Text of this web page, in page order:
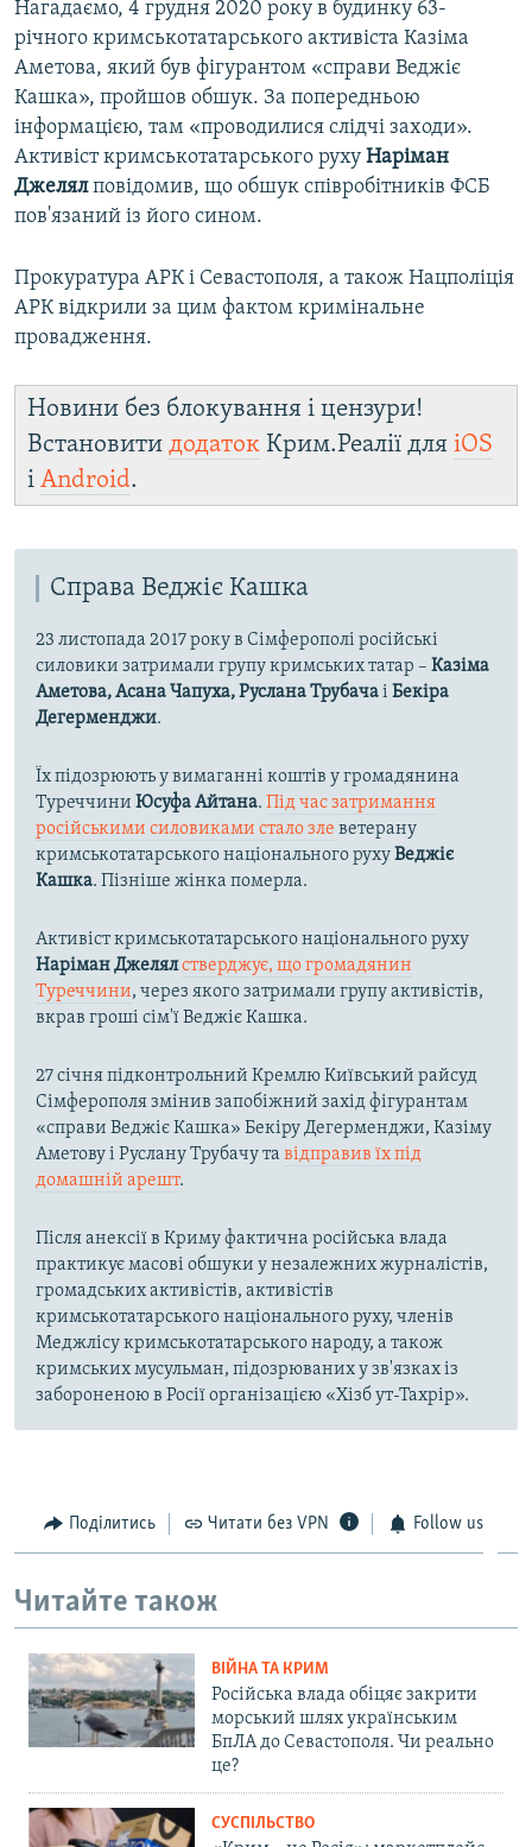
Нагадаємо, 4 грудня 2020 року в будинку 63-
річного кримськотатарського активіста Казіма
Аметова, який був фігурантом «справи Веджіє
Кашка», пройшов обшук. За попередньою
інформацією, там «проводилися слідчі заходи».
Активіст кримськотатарського руху Наріман
Джелялповідомив, що обшук співробітників ФСБ
пов'язаний із його сином.
Прокуратура АРК і Севастополя, а також Нацполіція
АРК відкрили за цим фактом кримінальне
провадження.
Новини без блокування і цензури!
Встановити додаток Крим.Реалії для iOS
і Android.
Справа Веджіє Кашка
23 листопада 2017 року в Сімферополі російські
силовики затримали групу кримських татар – Казіма
Аметова, Асана Чапуха, Руслана Трубачаі Бекіра
Дегерменджи.
Їх підозрюють у вимаганні коштів у громадянина
Туреччини Юсуфа Айтана. Під час затримання
російськими силовиками стало зле ветерану
кримськотатарського національного рухуВеджіє
Кашка. Пізніше жінка померла.
Активіст кримськотатарського національного руху
Наріман Джелялстверджує, що громадянин
Туреччини, через якого затримали групу активістів,
вкрав гроші сім'ї Веджіє Кашка.
27 січня підконтрольний Кремлю Київський райсуд
Сімферополя змінив запобіжний захід фігурантам
«справи Веджіє Кашка» Бекіру Дегерменджи, Казіму
Аметову і Руслану Трубачу та відправив їх під
домашній арешт.
Після анексії в Криму фактична російська влада
практикує масові обшуки у незалежних журналістів,
громадських активістів, активістів
кримськотатарського національного руху, членів
Меджлісу кримськотатарського народу, а також
кримських мусульман, підозрюваних у зв'язках із
забороненою в Росії організацією «Хізб ут-Тахрір».
Поділитись Читати без VPN Follow us
Читайте також
ВІЙНА ТА КРИМ
Російська влада обіцяє закрити
морський шлях українським
БпЛА до Севастополя. Чи реально
це?
СУСПІЛЬСТВО